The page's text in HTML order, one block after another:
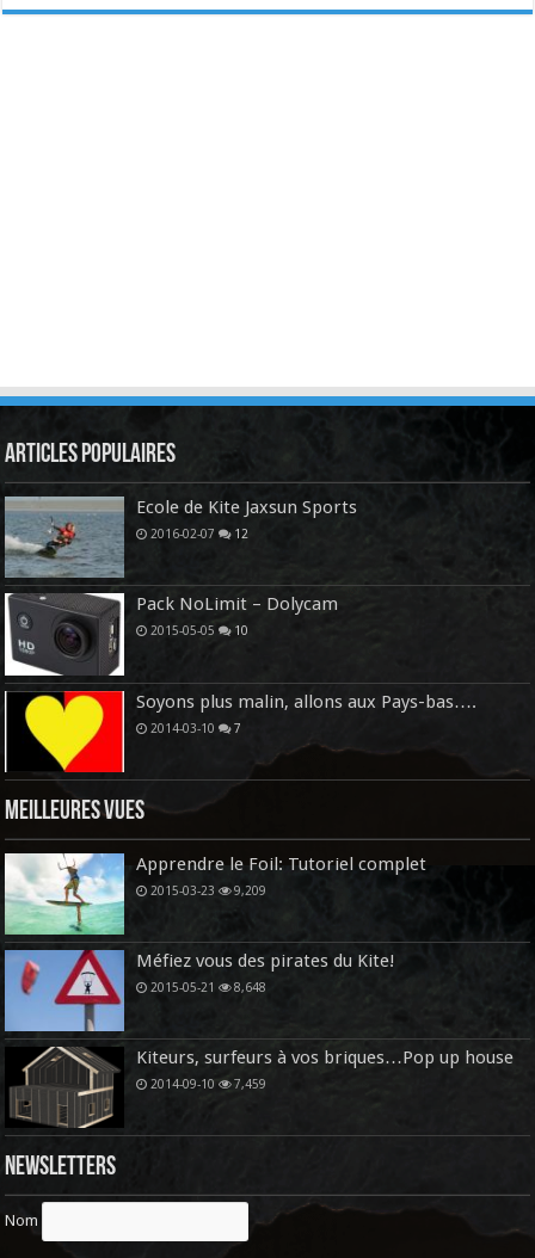
Articles Populaires
Ecole de Kite Jaxsun Sports
2016-02-07 12
Pack NoLimit – Dolycam
2015-05-05 10
Soyons plus malin, allons aux Pays-bas….
2014-03-10 7
Meilleures vues
Apprendre le Foil: Tutoriel complet
2015-03-23 9,209
Méfiez vous des pirates du Kite!
2015-05-21 8,648
Kiteurs, surfeurs à vos briques…Pop up house
2014-09-10 7,459
Newsletters
Nom